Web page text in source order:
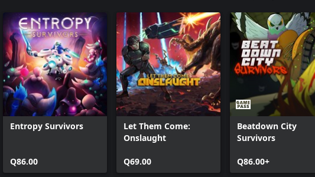
Entropy Survivors
Q86.00
Let Them Come:
Onslaught
Q69.00
Beatdown City
Survivors
Q86.00+